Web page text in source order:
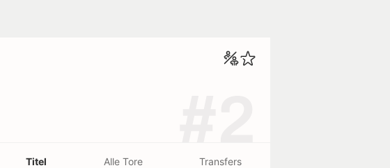
Titel Alle Tore Transfers